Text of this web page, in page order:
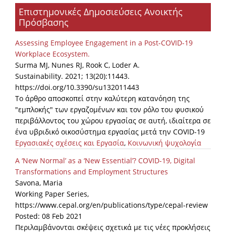
Επιστημονικές Δημοσιεύσεις Ανοικτής
Πρόσβασης
Assessing Employee Engagement in a Post-COVID-19
Workplace Ecosystem.
Surma MJ, Nunes RJ, Rook C, Loder A.
Sustainability. 2021; 13(20):11443.
https://doi.org/10.3390/su132011443
Το άρθρο αποσκοπεί στην καλύτερη κατανόηση της
"εμπλοκής" των εργαζομένων και τον ρόλο του φυσικού
περιβάλλοντος του χώρου εργασίας σε αυτή, ιδιαίτερα σε
ένα υβριδικό οικοσύστημα εργασίας μετά την COVID-19
Εργασιακές σχέσεις και Εργασία, Κοινωνική ψυχολογία
A ‘New Normal’ as a ‘New Essential’? COVID-19, Digital
Transformations and Employment Structures
Savona, Maria
Working Paper Series,
https://www.cepal.org/en/publications/type/cepal-review
Posted: 08 Feb 2021
Περιλαμβάνονται σκέψεις σχετικά με τις νέες προκλήσεις